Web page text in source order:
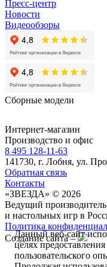
Пресс-центр
Новости
Видеообзоры
Сборные модели
Интернет-магазин
Производство и офис
8 495 128-11-63
141730, г. Лобня, ул.
Обратная связь
Контакты
«ЗВЕЗДА» © 2026
Ведущий
и настольных игр в
Политика
Создание сайта –
Данный веб-сайт
целях
пользовательского